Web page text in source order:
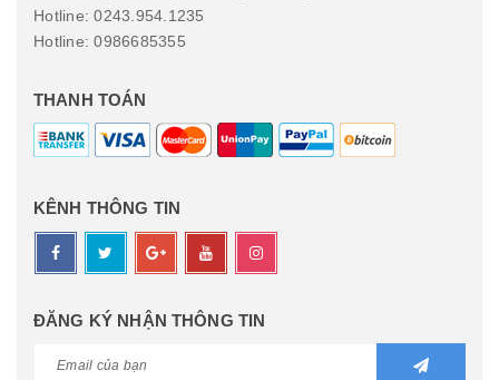
Hotline: 0243.954.1235
Hotline: 0986685355
THANH TOÁN
KÊNH THÔNG TIN
ĐĂNG KÝ NHẬN THÔNG TIN